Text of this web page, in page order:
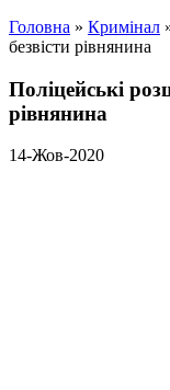
Головна » Кримінал
безвісти рівнянина
Поліцейські
рівнянина
14-Жов-2020